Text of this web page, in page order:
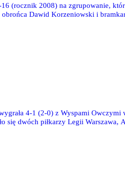
(rocznik 2008) na zgrupowanie,
obrońca Dawid Korzeniowski i
4-1 (2-0) z Wyspami
się dwóch piłkarzy Legii